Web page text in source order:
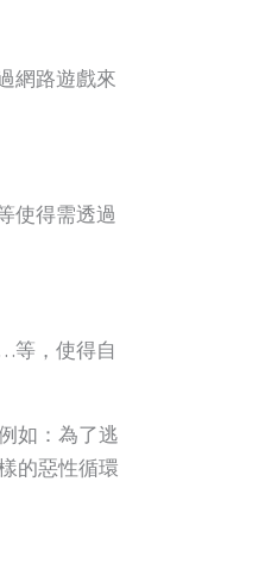
網路遊戲來
使得需透過
等，使得自
如：為了逃
的惡性循環